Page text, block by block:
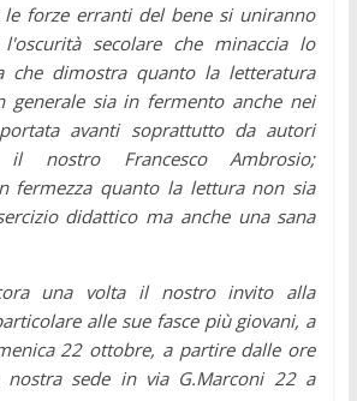
le forze erranti del bene si uniranno
secolare che minaccia lo
che dimostra quanto la letteratura
generale sia in fermento anche nei
avanti soprattutto da autori
nostro Francesco Ambrosio;
fermezza quanto la lettura non sia
didattico ma anche una sana
una volta il nostro invito alla
alle sue fasce più giovani, a
22 ottobre, a partire dalle ore
nostra sede in via G.Marconi 22 a